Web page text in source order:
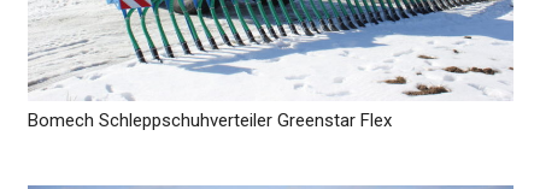
Bomech Schleppschuhverteiler Greenstar Flex